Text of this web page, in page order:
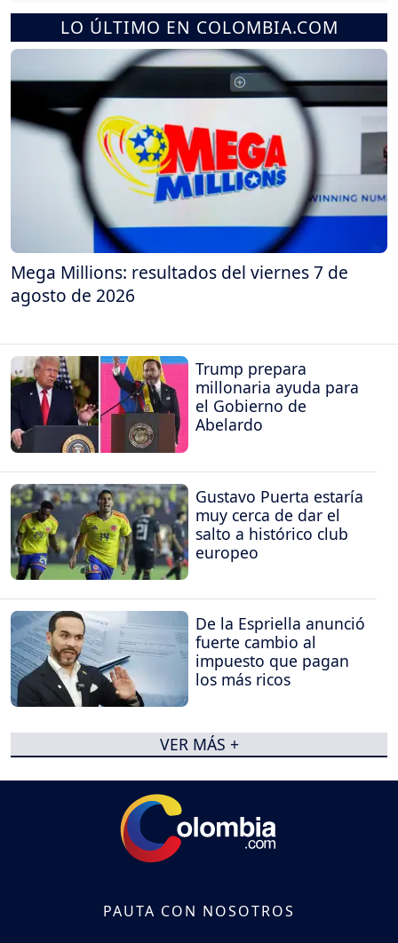
LO ÚLTIMO EN COLOMBIA.COM
Mega Millions: resultados del viernes 7 de
agosto de 2026
Trump prepara
millonaria ayuda para
el Gobierno de
Abelardo
Gustavo Puerta estaría
muy cerca de dar el
salto a histórico club
europeo
De la Espriella anunció
fuerte cambio al
impuesto que pagan
los más ricos
VER MÁS +
PAUTA CON NOSOTROS